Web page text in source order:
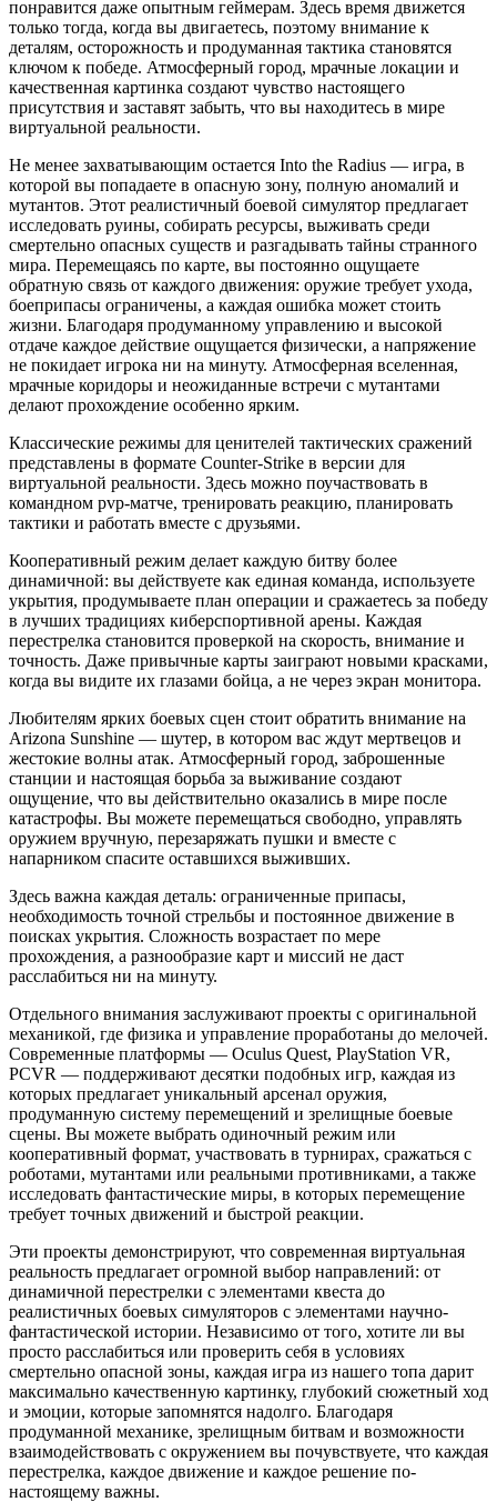
понравится даже опытным геймерам. Здесь время движется
только тогда, когда вы двигаетесь, поэтому внимание к
деталям, осторожность и продуманная тактика становятся
ключом к победе. Атмосферный город, мрачные локации и
качественная картинка создают чувство настоящего
присутствия и заставят забыть, что вы находитесь в мире
виртуальной реальности.
Не менее захватывающим остается Into the Radius — игра, в
которой вы попадаете в опасную зону, полную аномалий и
мутантов. Этот реалистичный боевой симулятор предлагает
исследовать руины, собирать ресурсы, выживать среди
смертельно опасных существ и разгадывать тайны странного
мира. Перемещаясь по карте, вы постоянно ощущаете
обратную связь от каждого движения: оружие требует ухода,
боеприпасы ограничены, а каждая ошибка может стоить
жизни. Благодаря продуманному управлению и высокой
отдаче каждое действие ощущается физически, а напряжение
не покидает игрока ни на минуту. Атмосферная вселенная,
мрачные коридоры и неожиданные встречи с мутантами
делают прохождение особенно ярким.
Классические режимы для ценителей тактических сражений
представлены в формате Counter-Strike в версии для
виртуальной реальности. Здесь можно поучаствовать в
командном pvp-матче, тренировать реакцию, планировать
тактики и работать вместе с друзьями.
Кооперативный режим делает каждую битву более
динамичной: вы действуете как единая команда, используете
укрытия, продумываете план операции и сражаетесь за победу
в лучших традициях киберспортивной арены. Каждая
перестрелка становится проверкой на скорость, внимание и
точность. Даже привычные карты заиграют новыми красками,
когда вы видите их глазами бойца, а не через экран монитора.
Любителям ярких боевых сцен стоит обратить внимание на
Arizona Sunshine — шутер, в котором вас ждут мертвецов и
жестокие волны атак. Атмосферный город, заброшенные
станции и настоящая борьба за выживание создают
ощущение, что вы действительно оказались в мире после
катастрофы. Вы можете перемещаться свободно, управлять
оружием вручную, перезаряжать пушки и вместе с
напарником спасите оставшихся выживших.
Здесь важна каждая деталь: ограниченные припасы,
необходимость точной стрельбы и постоянное движение в
поисках укрытия. Сложность возрастает по мере
прохождения, а разнообразие карт и миссий не даст
расслабиться ни на минуту.
Отдельного внимания заслуживают проекты с оригинальной
механикой, где физика и управление проработаны до мелочей.
Современные платформы — Oculus Quest, PlayStation VR,
PCVR — поддерживают десятки подобных игр, каждая из
которых предлагает уникальный арсенал оружия,
продуманную систему перемещений и зрелищные боевые
сцены. Вы можете выбрать одиночный режим или
кооперативный формат, участвовать в турнирах, сражаться с
роботами, мутантами или реальными противниками, а также
исследовать фантастические миры, в которых перемещение
требует точных движений и быстрой реакции.
Эти проекты демонстрируют, что современная виртуальная
реальность предлагает огромной выбор направлений: от
динамичной перестрелки с элементами квеста до
реалистичных боевых симуляторов с элементами научно-
фантастической истории. Независимо от того, хотите ли вы
просто расслабиться или проверить себя в условиях
смертельно опасной зоны, каждая игра из нашего топа дарит
максимально качественную картинку, глубокий сюжетный ход
и эмоции, которые запомнятся надолго. Благодаря
продуманной механике, зрелищным битвам и возможности
взаимодействовать с окружением вы почувствуете, что каждая
перестрелка, каждое движение и каждое решение по-
настоящему важны.